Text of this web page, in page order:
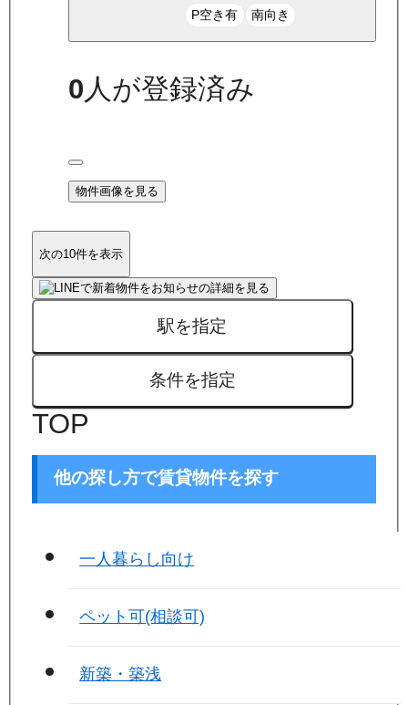
P空き有 南向き
0人が登録済み
物件画像を見る
次の10件を表示
駅を指定
条件を指定
TOP
他の探し方で賃貸物件を探す
一人暮らし向け
ペット可(相談可)
新築・築浅